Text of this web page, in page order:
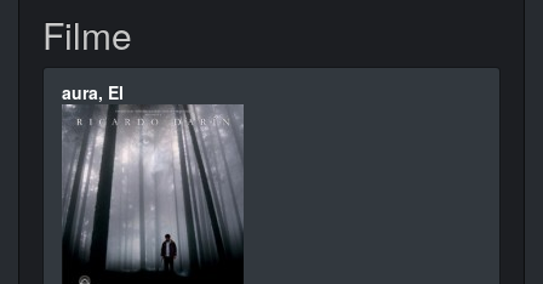
Filme
aura, El